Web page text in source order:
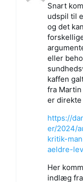
Snart
udspil til
og det
eller
kaffen
fra Martin
er direkte
https://
er/2024/
kritik-
aeldre-
Her
indlæg